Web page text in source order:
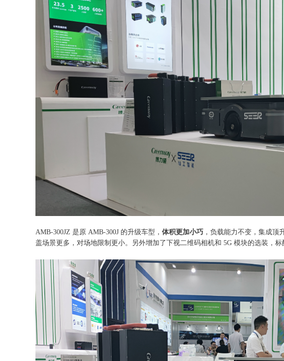
AMB-300JZ 是原 AMB-300J 的升级车型， 体积更加小巧 ，负载能力不变，集成顶
盖场景更多，对场地限制更小。另外增加了下视二维码相机和 5G 模块的选装，标